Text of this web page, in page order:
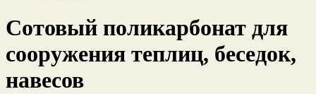
Сотовый поликарбонат для
сооружения теплиц, беседок,
навесов